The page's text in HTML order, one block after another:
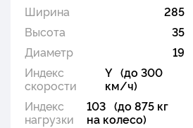
Ширина
285
Высота
35
Диаметр
19
Индекс
скорости
Y (до 300
км/ч)
Индекс
нагрузки
103 (до 875 кг
на колесо)